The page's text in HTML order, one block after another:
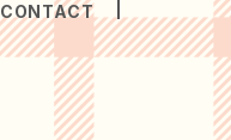
CONTACT